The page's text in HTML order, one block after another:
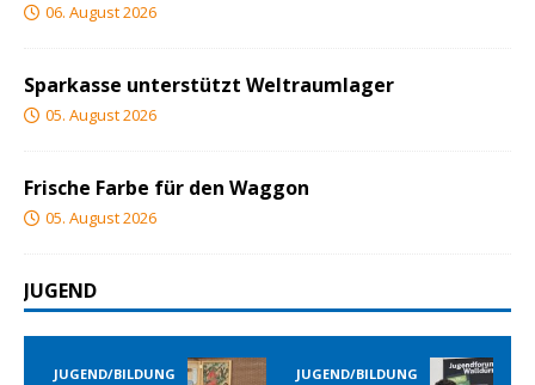
06. August 2026
Sparkasse unterstützt Weltraumlager
05. August 2026
Frische Farbe für den Waggon
05. August 2026
JUGEND
JUGEND/BILDUNG JUGEND/BILDUNG